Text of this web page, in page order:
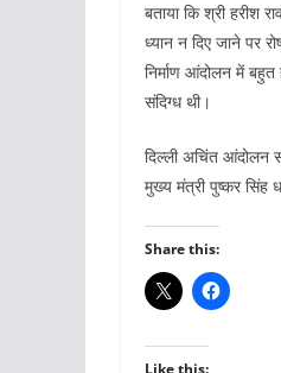
बताया कि श्री हरीश
ध्यान न दिए जाने पर
निर्माण आंदोलन में
संदिग्ध थी।
दिल्ली अचिंत आंदोलन
मुख्य मंत्री पुष्कर सिंह
Share this:
Like this: